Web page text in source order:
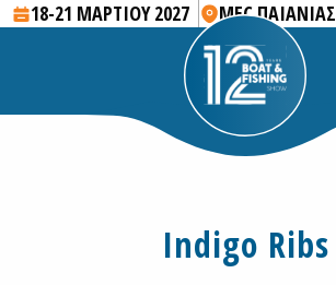
18-21 ΜΑΡΤΙΟΥ 2027 MEC ΠΑΙΑΝΙΑΣ
Indigo Ribs